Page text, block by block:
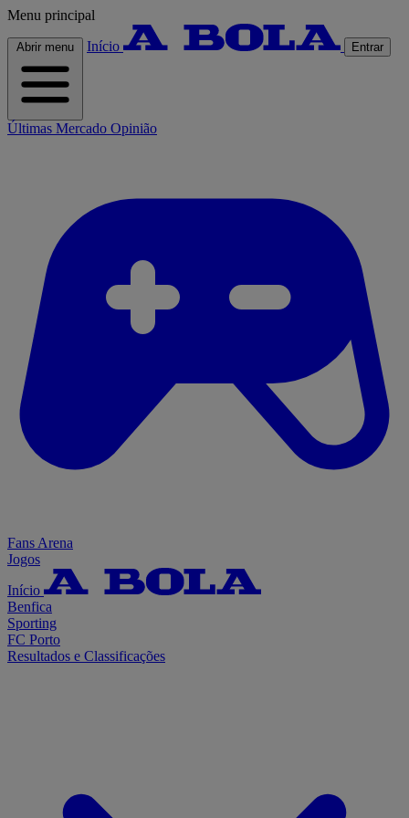
Menu principal
Abrir menu Início Entrar
Últimas Mercado Opinião
Fans Arena
Jogos
Início
Benfica
Sporting
FC Porto
Resultados e Classificações